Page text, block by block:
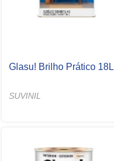
Glasu! Brilho Prático 18L
SUVINIL